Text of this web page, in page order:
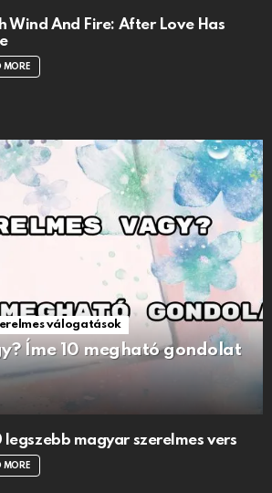
Wind And Fire: After Love Has
MORE
válogatások
Íme 10 megható gondolat
legszebb magyar szerelmes vers
MORE